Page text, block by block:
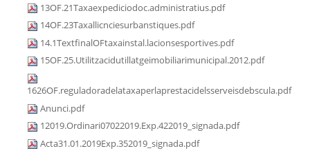
13OF.21Taxaexpediciodoc.administratius.pdf
14OF.23Taxallicnciesurbanstiques.pdf
14.1TextfinalOFtaxainstal.lacionsesportives.pdf
15OF.25.Utilitzacidutillatgeimobiliarimunicipal.2012.pdf
1626OF.reguladoradelataxaperlaprestacidelsserveisdebscula.pdf
Anunci.pdf
12019.Ordinari07022019.Exp.422019_signada.pdf
Acta31.01.2019Exp.352019_signada.pdf